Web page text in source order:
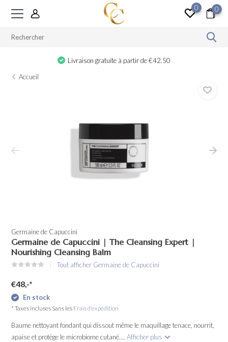
0 0
Cadeau à partir de €100
Accueil
Germaine de Capuccini
Germaine de Capuccini | The Cleansing Expert |
Nourishing Cleansing Balm
Tout afficher Germaine de Capuccini
€48,-*
En stock
* Taxes incluses Sans les Frais d'expédition
Baume nettoyant fondant qui dissout même le maquillage tenace, nourrit,
apaise et protège le microbiome cutané....Afficher plus